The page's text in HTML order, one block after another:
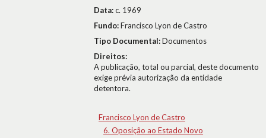
Data:c. 1969
Fundo:Francisco Lyon de Castro
Tipo Documental:Documentos
Direitos:
A publicação, total ou parcial, deste documento
exige prévia autorização da entidade
detentora.
Francisco Lyon de Castro
6. Oposição ao Estado Novo